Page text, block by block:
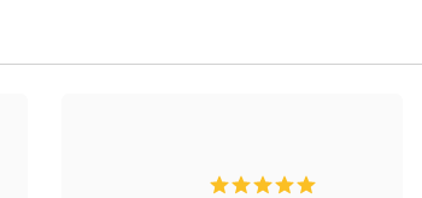
sağlıklı, üçüncü